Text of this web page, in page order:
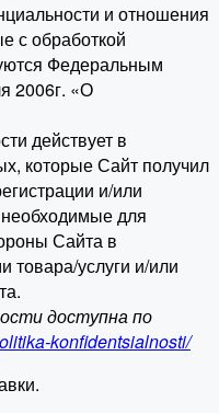
и отношения
с обработкой
Федеральным
2006г. «О
действует в
которые Сайт получил
и/или
для
Сайта в
товара/услуги и/или
доступна по
konfidentsialnosti/